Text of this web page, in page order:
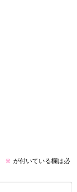
※ が付いている欄は必